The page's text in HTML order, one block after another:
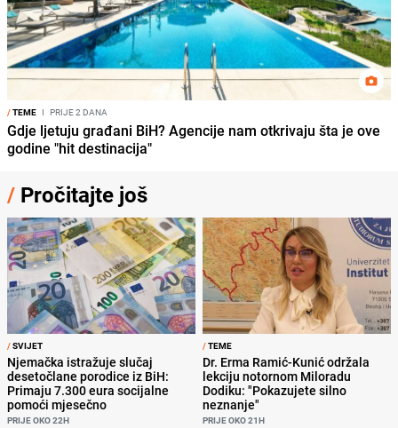
/TEME I PRIJE 2 DANA
Gdje ljetuju građani BiH? Agencije nam otkrivaju šta je ove
godine "hit destinacija"
/ Pročitajte još
/SVIJET
Njemačka istražuje slučaj
desetočlane porodice iz BiH:
Primaju 7.300 eura socijalne
pomoći mjesečno
PRIJE OKO 22H
/TEME
Dr. Erma Ramić-Kunić održala
lekciju notornom Miloradu
Dodiku: "Pokazujete silno
neznanje"
PRIJE OKO 21H